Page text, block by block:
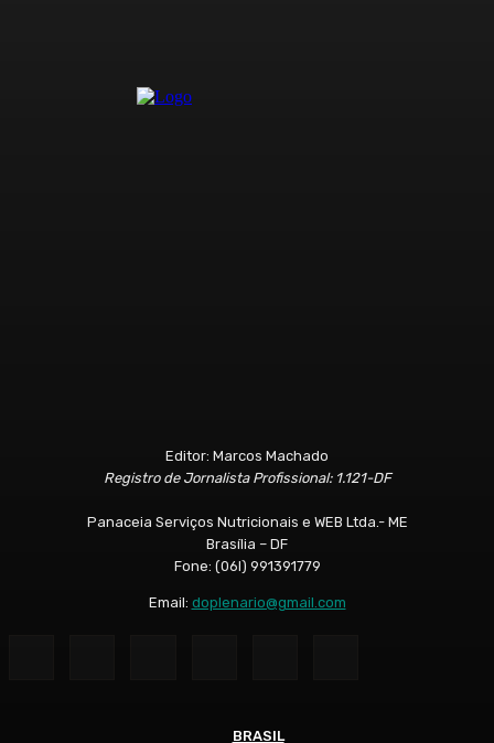
BRASIL
Editor: Marcos Machado
Registro de Jornalista Profissional: 1.121-DF
Panaceia Serviços Nutricionais e WEB Ltda.- ME
Brasília – DF
Fone: (06l) 991391779
Email: doplenario@gmail.com